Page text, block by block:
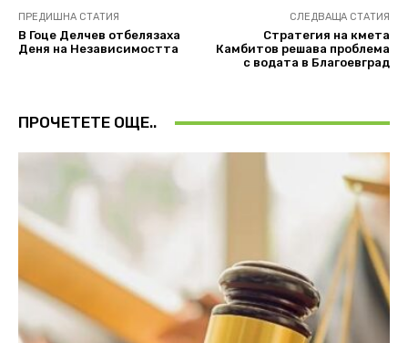
ПРЕДИШНА СТАТИЯ
В Гоце Делчев отбелязаха
Деня на Независимостта
СЛЕДВАЩА СТАТИЯ
Стратегия на кмета
Камбитов решава проблема
с водата в Благоевград
ПРОЧЕТЕТЕ ОЩЕ..